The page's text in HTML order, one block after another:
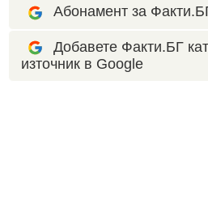
Абонамент за
Добавете Факти.БГ
източник в Google